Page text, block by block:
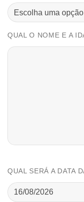
QUAL O NOME E A
QUAL SERÁ A DATA